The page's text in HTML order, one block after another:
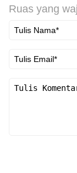
Ruas yang